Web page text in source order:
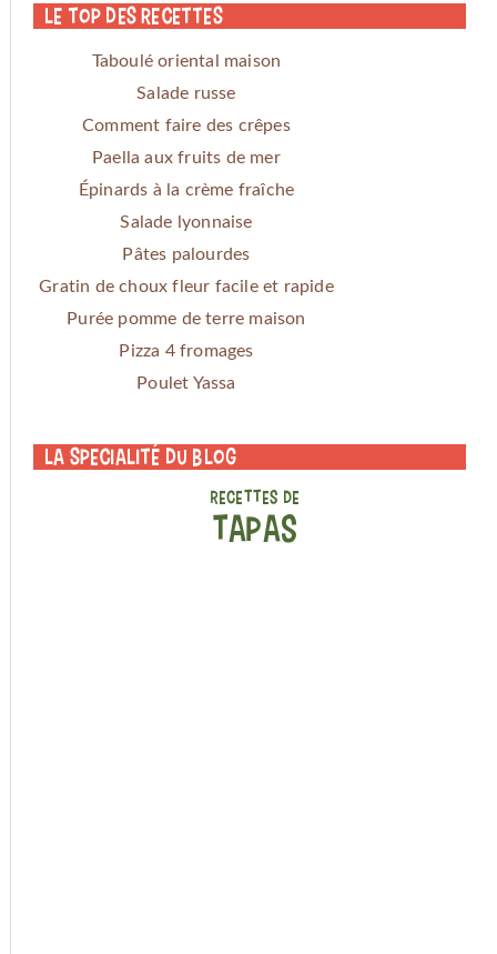
Le Top des Recettes
Taboulé oriental maison
Salade russe
Comment faire des crêpes
Paella aux fruits de mer
Épinards à la crème fraîche
Salade lyonnaise
Pâtes palourdes
Gratin de choux fleur facile et rapide
Purée pomme de terre maison
Pizza 4 fromages
Poulet Yassa
La specialité du blog
RECETTES DE
TAPAS